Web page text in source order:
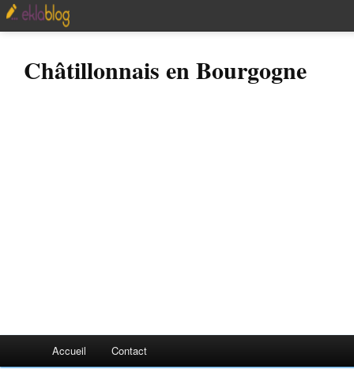
Châtillonnais en Bourgogne
Accueil Contact